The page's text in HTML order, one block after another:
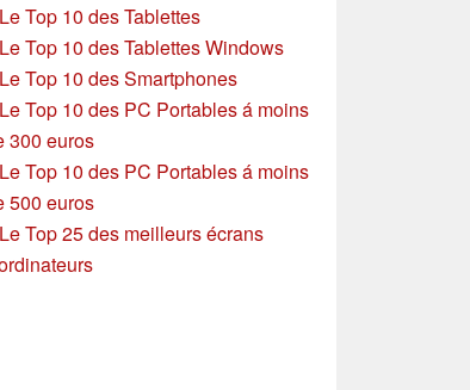
Le Top 10 des Tablettes
Le Top 10 des Tablettes Windows
Le Top 10 des Smartphones
Le Top 10 des PC Portables á moins
300 euros
Le Top 10 des PC Portables á moins
500 euros
Le Top 25 des meilleurs écrans